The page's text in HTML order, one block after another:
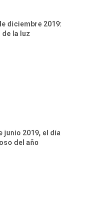
diciembre 2019:
la luz
junio 2019, el día
del año